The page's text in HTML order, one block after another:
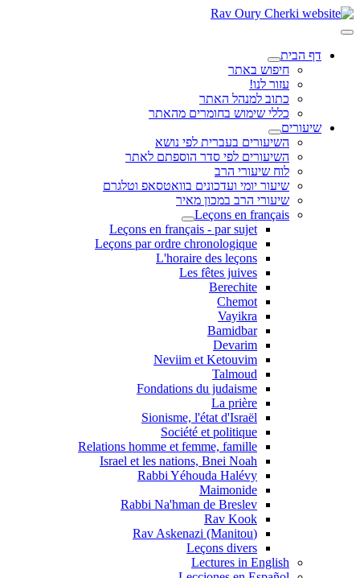
דף הבית
חיפוש באתר
עזור לנו!
כתוב למנהל האתר
כללי שימוש בחומרים מהאתר
שיעורים
השיעורים בעברית לפי נושא
השיעורים לפי סדר הוספתם לאתר
לוח שיעורי הרב
שיעור יומי ועדכונים בוואטסאפ וטלגרם
שיעורי הרב במכון מאיר
Leçons en français
Leçons en français - par sujet
Leçons par ordre chronologique
L'horaire des leçons
Les fêtes juives
Berechite
Chemot
Vayikra
Bamidbar
Devarim
Neviim et Ketouvim
Talmoud
Fondations du judaisme
La prière
Sionisme, l'état d'Israël
Société et politique
Relations homme et femme, famille
Israel et les nations, Bnei Noah
Rabbi Yéhouda Halévy
Maimonide
Rabbi Na'hman de Breslev
Rav Kook
(Rav Askenazi (Manitou
Leçons divers
Lectures in English